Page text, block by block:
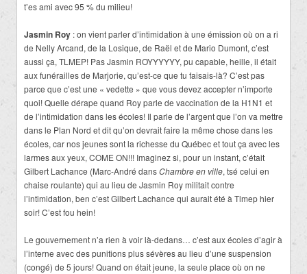
t’es ami avec 95 % du milieu!
Jasmin Roy : on vient parler d’intimidation à une émission où on a ri
de Nelly Arcand, de la Losique, de Raël et de Mario Dumont, c’est
aussi ça, TLMEP! Pas Jasmin ROYYYYYY, pu capable, heille, il était
aux funérailles de Marjorie, qu’est-ce que tu faisais-là? C’est pas
parce que c’est une « vedette » que vous devez accepter n’importe
quoi! Quelle dérape quand Roy parle de vaccination de la H1N1 et
de l’intimidation dans les écoles! Il parle de l’argent que l’on va mettre
dans le Plan Nord et dit qu’on devrait faire la même chose dans les
écoles, car nos jeunes sont la richesse du Québec et tout ça avec les
larmes aux yeux, COME ON!!! Imaginez si, pour un instant, c’était
Gilbert Lachance (Marc-André dansChambre en ville, tsé celui en
chaise roulante) qui au lieu de Jasmin Roy militait contre
l’intimidation, ben c’est Gilbert Lachance qui aurait été à Tlmep hier
soir! C’est fou hein!
Le gouvernement n’a rien à voir là-dedans… c’est aux écoles d’agir à
l’interne avec des punitions plus sévères au lieu d’une suspension
(congé) de 5 jours! Quand on était jeune, la seule place où on ne